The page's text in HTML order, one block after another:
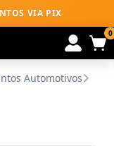
VIA PIX
0
Automotivos